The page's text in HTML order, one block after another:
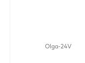
Olga-24V